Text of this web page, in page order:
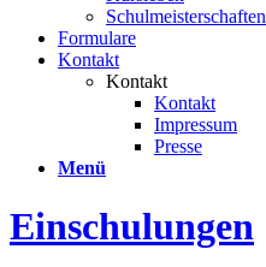
Schulmeisterschaften
Formulare
Kontakt
Kontakt
Kontakt
Impressum
Presse
Menü
Einschulungen